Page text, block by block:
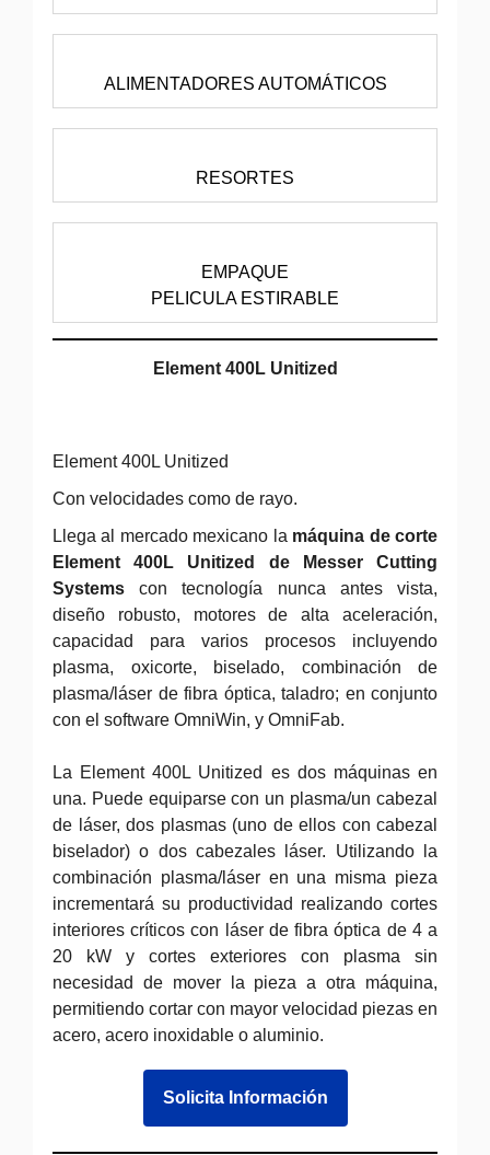
ALIMENTADORES AUTOMÁTICOS
RESORTES
EMPAQUE
PELICULA ESTIRABLE
Element 400L Unitized
Element 400L Unitized
Con velocidades como de rayo.
Llega al mercado mexicano la máquina de corte
Element 400L Unitized de Messer Cutting
Systems con tecnología nunca antes vista,
diseño robusto, motores de alta aceleración,
capacidad para varios procesos incluyendo
plasma, oxicorte, biselado, combinación de
plasma/láser de fibra óptica, taladro; en conjunto
con el software OmniWin, y OmniFab.
La Element 400L Unitized es dos máquinas en
una. Puede equiparse con un plasma/un cabezal
de láser, dos plasmas (uno de ellos con cabezal
biselador) o dos cabezales láser. Utilizando la
combinación plasma/láser en una misma pieza
incrementará su productividad realizando cortes
interiores críticos con láser de fibra óptica de 4 a
20 kW y cortes exteriores con plasma sin
necesidad de mover la pieza a otra máquina,
permitiendo cortar con mayor velocidad piezas en
acero, acero inoxidable o aluminio.
Solicita Información